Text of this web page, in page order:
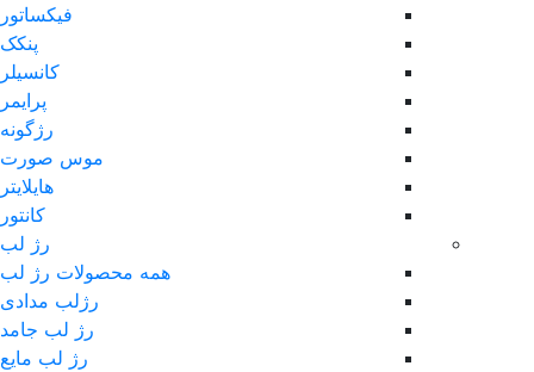
فیکساتور
پنکک
کانسیلر
پرایمر
رژگونه
موس صورت
هایلایتر
کانتور
رژ لب
همه محصولات رژ لب
رژلب مدادی
رژ لب جامد
رژ لب مایع